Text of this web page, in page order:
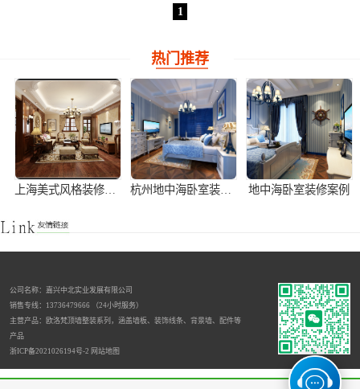
1
热门推荐
地中海卧室装修案例
杭州地中海装修风格案例 欧式别墅主卧装修案例
公司名称：嘉兴中北实业发展有限公司
销售专线：13736479666 （24小时服务）
主营产品：欧洛梵顶墙整装系列，涵盖墙板、装饰线条、背景墙、配件等
产品
浙ICP备2021026194号-2 网站地图